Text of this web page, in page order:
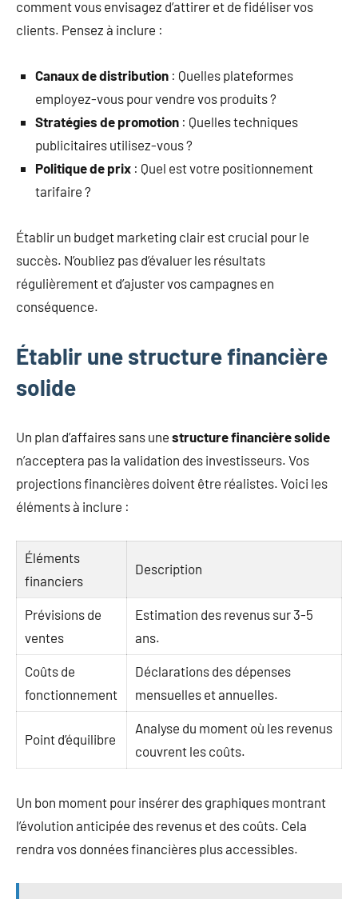
comment vous envisagez d’attirer et de fidéliser vos
clients. Pensez à inclure :
Canaux de distribution : Quelles plateformes
employez-vous pour vendre vos produits ?
Stratégies de promotion : Quelles techniques
publicitaires utilisez-vous ?
Politique de prix : Quel est votre positionnement
tarifaire ?
Établir un budget marketing clair est crucial pour le
succès. N’oubliez pas d’évaluer les résultats
régulièrement et d’ajuster vos campagnes en
conséquence.
Établir une structure financière
solide
Un plan d’affaires sans une structure financière solide
n’acceptera pas la validation des investisseurs. Vos
projections financières doivent être réalistes. Voici les
éléments à inclure :
Éléments
financiers
Description
Prévisions de
ventes
Estimation des revenus sur 3-5
ans.
Coûts de
fonctionnement
Déclarations des dépenses
mensuelles et annuelles.
Point d’équilibre
Analyse du moment où les revenus
couvrent les coûts.
Un bon moment pour insérer des graphiques montrant
l’évolution anticipée des revenus et des coûts. Cela
rendra vos données financières plus accessibles.